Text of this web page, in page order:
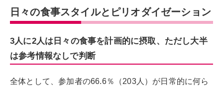
日々の食事スタイルとピリオダイゼーション
3人に2人は日々の食事を計画的に摂取、ただし大半
は参考情報なしで判断
全体として、参加者の66.6％（203人）が日常的に何ら